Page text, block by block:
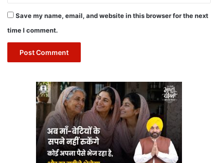
Save my name, email, and website in this browser for the next
time I comment.